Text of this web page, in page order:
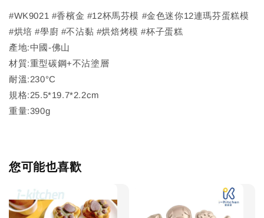
#WK9021 #香檳金 #12杯馬芬模 #金色迷你12連瑪芬蛋糕模
#烘培 #學廚 #不沾黏 #烘焙烤模 #杯子蛋糕
產地:中國-佛山
材質:重型碳鋼+不沾塗層
耐溫:230°C
規格:25.5*19.7*2.2cm
重量:390g
您可能也喜歡